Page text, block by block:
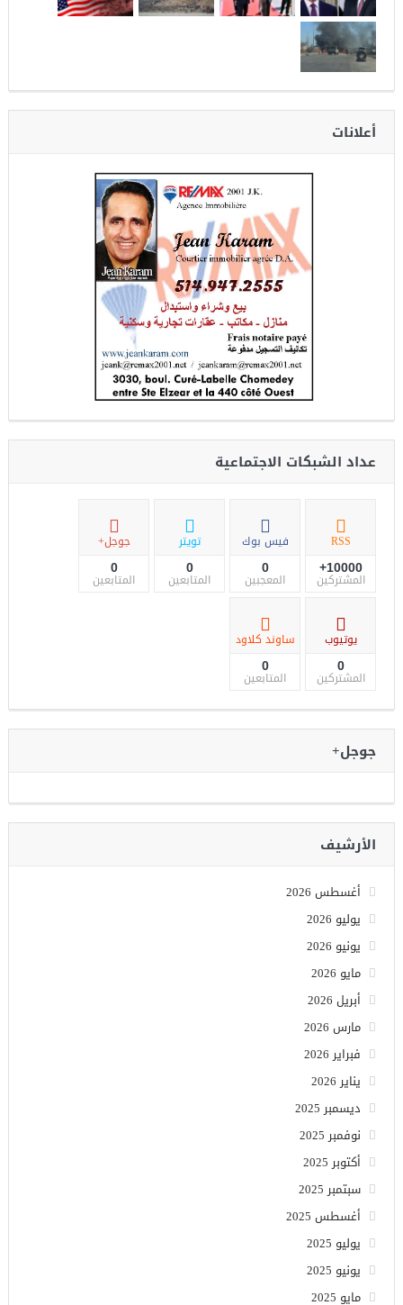
أعلانات
عداد الشبكات الاجتماعية
RSS
10000+
المشتركين
فيس بوك
0
المعجبين
تويتر
0
المتابعين
جوجل+
0
المتابعين
يوتيوب
0
المشتركين
ساوند كلاود
0
المتابعين
جوجل+
الأرشيف
أغسطس 2026
يوليو 2026
يونيو 2026
مايو 2026
أبريل 2026
مارس 2026
فبراير 2026
يناير 2026
ديسمبر 2025
نوفمبر 2025
أكتوبر 2025
سبتمبر 2025
أغسطس 2025
يوليو 2025
يونيو 2025
مايو 2025